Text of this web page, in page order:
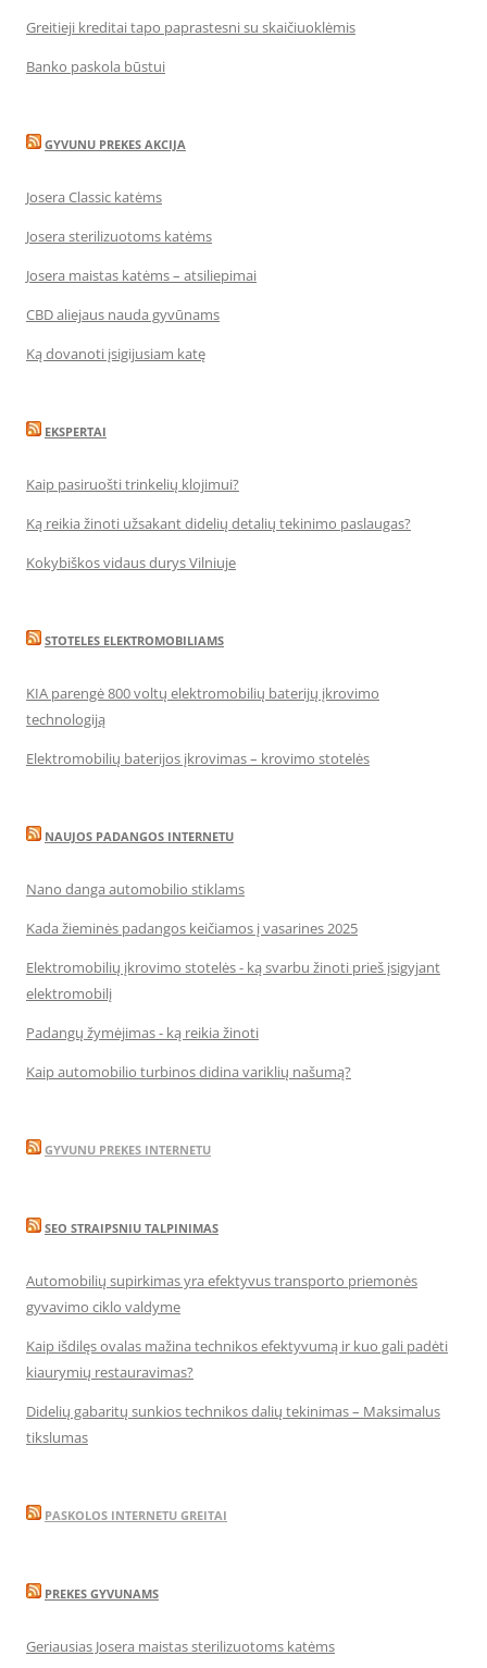
Greitieji kreditai tapo paprastesni su skaičiuoklėmis
Banko paskola būstui
GYVUNU PREKES AKCIJA
Josera Classic katėms
Josera sterilizuotoms katėms
Josera maistas katėms – atsiliepimai
CBD aliejaus nauda gyvūnams
Ką dovanoti įsigijusiam katę
EKSPERTAI
Kaip pasiruošti trinkelių klojimui?
Ką reikia žinoti užsakant didelių detalių tekinimo paslaugas?
Kokybiškos vidaus durys Vilniuje
STOTELES ELEKTROMOBILIAMS
KIA parengė 800 voltų elektromobilių baterijų įkrovimo
technologiją
Elektromobilių baterijos įkrovimas – krovimo stotelės
NAUJOS PADANGOS INTERNETU
Nano danga automobilio stiklams
Kada žieminės padangos keičiamos į vasarines 2025
Elektromobilių įkrovimo stotelės - ką svarbu žinoti prieš įsigyjant
elektromobilį
Padangų žymėjimas - ką reikia žinoti
Kaip automobilio turbinos didina variklių našumą?
GYVUNU PREKES INTERNETU
SEO STRAIPSNIU TALPINIMAS
Automobilių supirkimas yra efektyvus transporto priemonės
gyvavimo ciklo valdyme
Kaip išdilęs ovalas mažina technikos efektyvumą ir kuo gali padėti
kiaurymių restauravimas?
Didelių gabaritų sunkios technikos dalių tekinimas – Maksimalus
tikslumas
PASKOLOS INTERNETU GREITAI
PREKES GYVUNAMS
Geriausias Josera maistas sterilizuotoms katėms